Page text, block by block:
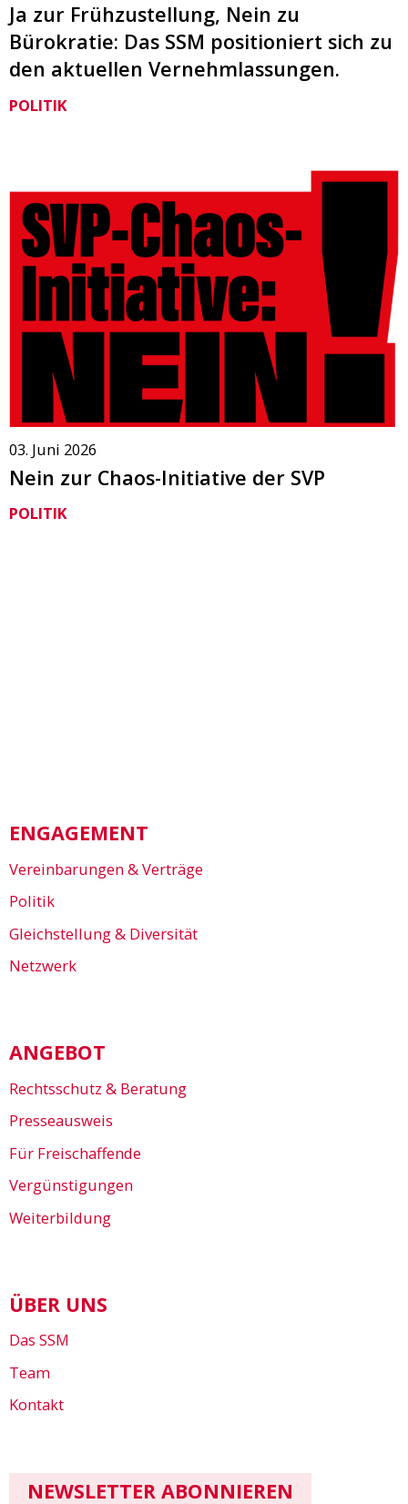
Ja zur Frühzustellung, Nein zu
Bürokratie: Das SSM positioniert sich zu
den aktuellen Vernehmlassungen.
POLITIK
03. Juni 2026
Nein zur Chaos-Initiative der SVP
POLITIK
ENGAGEMENT
Vereinbarungen & Verträge
Politik
Gleichstellung & Diversität
Netzwerk
ANGEBOT
Rechtsschutz & Beratung
Presseausweis
Für Freischaffende
Vergünstigungen
Weiterbildung
ÜBER UNS
Das SSM
Team
Kontakt
NEWSLETTER ABONNIEREN